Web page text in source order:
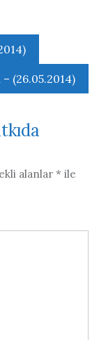
(26.05.2014)
alanlar * ile